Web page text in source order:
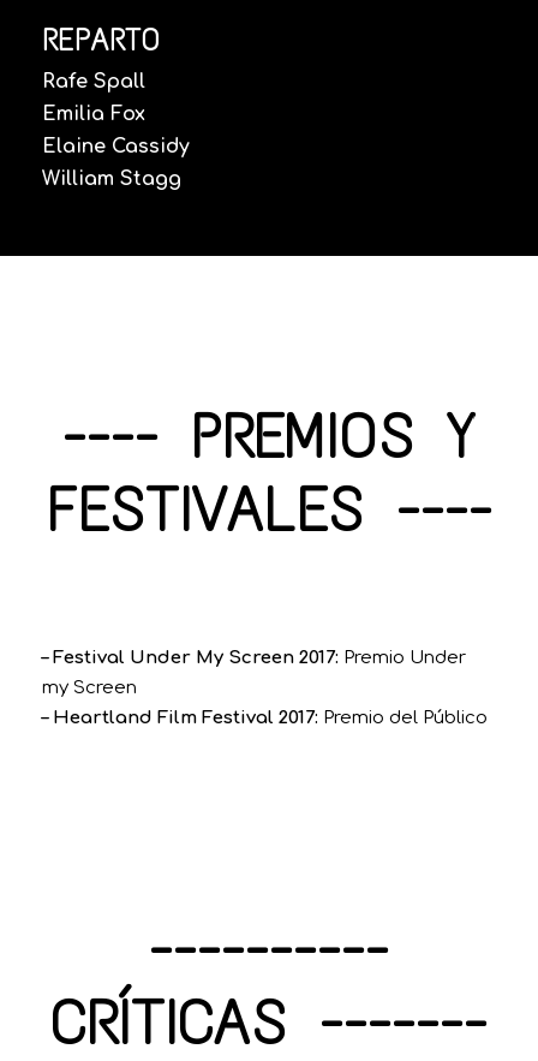
REPARTO
Rafe Spall
Emilia Fox
Elaine Cassidy
William Stagg
---- PREMIOS Y
FESTIVALES ----
– Festival Under My Screen 2017: Premio Under
my Screen
– Heartland Film Festival 2017: Premio del Público
----------
CRÍTICAS -------